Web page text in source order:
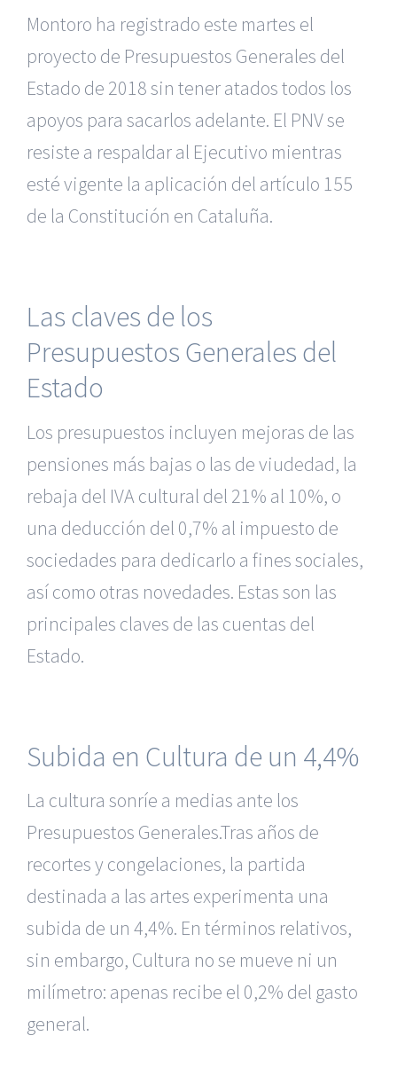
Montoro ha registrado este martes el
proyecto de Presupuestos Generales del
Estado de 2018 sin tener atados todos los
apoyos para sacarlos adelante. El PNV se
resiste a respaldar al Ejecutivo mientras
esté vigente la aplicación del artículo 155
de la Constitución en Cataluña.
Las claves de los
Presupuestos Generales del
Estado
Los presupuestos incluyen mejoras de las
pensiones más bajas o las de viudedad, la
rebaja del IVA cultural del 21% al 10%, o
una deducción del 0,7% al impuesto de
sociedades para dedicarlo a fines sociales,
así como otras novedades. Estas son las
principales claves de las cuentas del
Estado.
Subida en Cultura de un 4,4%
La cultura sonríe a medias ante los
Presupuestos Generales.Tras años de
recortes y congelaciones, la partida
destinada a las artes experimenta una
subida de un 4,4%. En términos relativos,
sin embargo, Cultura no se mueve ni un
milímetro: apenas recibe el 0,2% del gasto
general.